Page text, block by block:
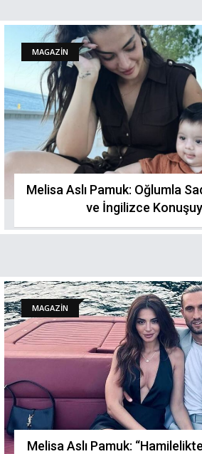
MAGAZİN
Melisa Aslı Pamuk: Oğlumla
ve İngilizce
MAGAZİN
Melisa Aslı Pamuk: